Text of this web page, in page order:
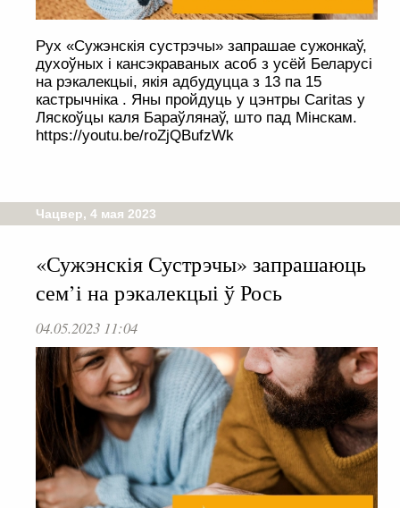
Рух «Сужэнскія сустрэчы» запрашае сужонкаў,
духоўных і кансэкраваных асоб з усёй Беларусі
на рэкалекцыі, якія адбудуцца з 13 па 15
кастрычніка . Яны пройдуць у цэнтры Caritas у
Ляскоўцы каля Бараўлянаў, што пад Мінскам.
https://youtu.be/roZjQBufzWk
Чацвер, 4 мая 2023
«Сужэнскія Сустрэчы» запрашаюць
сем’і на рэкалекцыі ў Рось
04.05.2023 11:04